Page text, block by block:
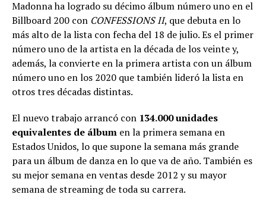
Madonna ha logrado su décimo álbum número uno en el
Billboard 200 con CONFESSIONS II, que debuta en lo
más alto de la lista con fecha del 18 de julio. Es el primer
número uno de la artista en la década de los veinte y,
además, la convierte en la primera artista con un álbum
número uno en los 2020 que también lideró la lista en
otros tres décadas distintas.
El nuevo trabajo arrancó con 134.000 unidades
equivalentes de álbum en la primera semana en
Estados Unidos, lo que supone la semana más grande
para un álbum de danza en lo que va de año. También es
su mejor semana en ventas desde 2012 y su mayor
semana de streaming de toda su carrera.